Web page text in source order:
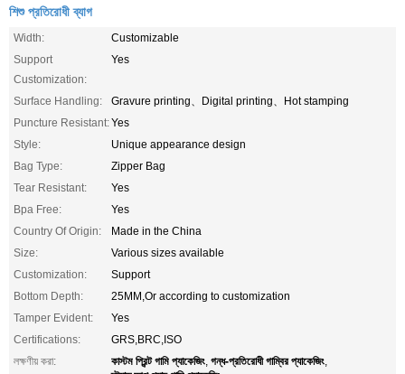
শিশু প্রতিরোধী ব্যাগ
Width:
Customizable
Support
Customization:
Yes
Surface Handling:
Gravure printing、Digital printing、Hot stamping
Puncture Resistant:Yes
Style:
Unique appearance design
Bag Type:
Zipper Bag
Tear Resistant:
Yes
Bpa Free:
Yes
Country Of Origin:
Made in the China
Size:
Various sizes available
Customization:
Support
Bottom Depth:
25MM,Or according to customization
Tamper Evident:
Yes
Certifications:
GRS,BRC,ISO
লক্ষণীয় করা:
কাস্টম প্রিন্ট গামি প্যাকেজিং, গন্ধ-প্রতিরোধী গাম্বির প্যাকেজিং,